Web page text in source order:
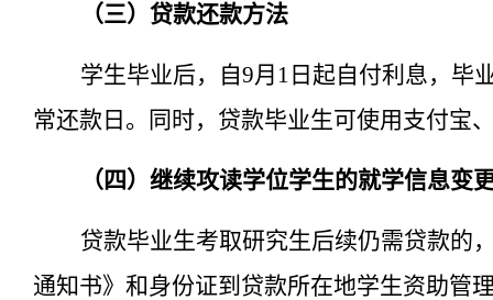
（三）贷款还款方法
学生毕业后，自9月1日起自付利息，毕
常还款日。同时， 贷款毕业生可使用 支付宝
（四）继续攻读学位学生的就学信息变
贷款毕业生考取研究生后续仍需贷款的
通知书》和身份证到贷款所在地学生资助管